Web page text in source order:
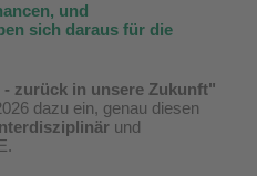
und
sich daraus für die
zurück in unsere Zukunft"
dazu ein, genau diesen
und